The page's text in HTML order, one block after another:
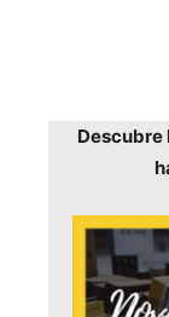
Descubre